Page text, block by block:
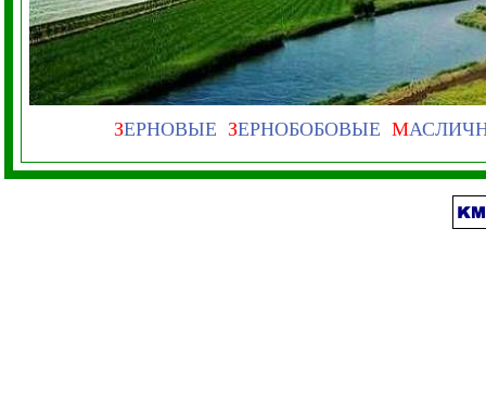
ЗЕРНОВЫЕ ЗЕРНОБОБОВЫЕ М